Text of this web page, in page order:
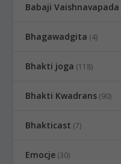
Babaji Vaishnavapada
Bhagawadgita (4)
Bhakti joga (118)
Bhakti Kwadrans (90)
Bhakticast (7)
Emocje (30)